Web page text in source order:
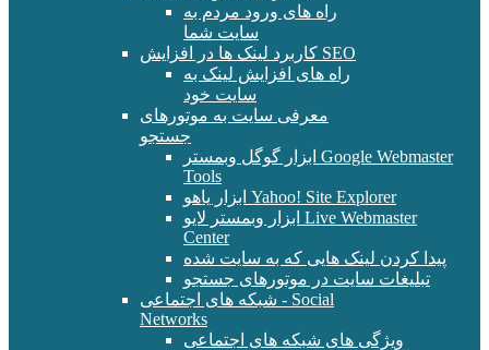
راه های ورود مردم به
سایت شما
کاربرد لینک ها در افزایش SEO
راه های افزایش لینک به
سایت خود
معرفی سایت به موتورهای
جستجو
ابزار گوگل وبمستر Google Webmaster
Tools
ابزار یاهو Yahoo! Site Explorer
ابزار وبمستر لایو Live Webmaster
Center
پیدا کردن لینک هایی که به سایت شده
تبلیغات سایت در موتورهای جستجو
شبکه های اجتماعی - Social
Networks
ویژگی های شبکه های اجتماعی